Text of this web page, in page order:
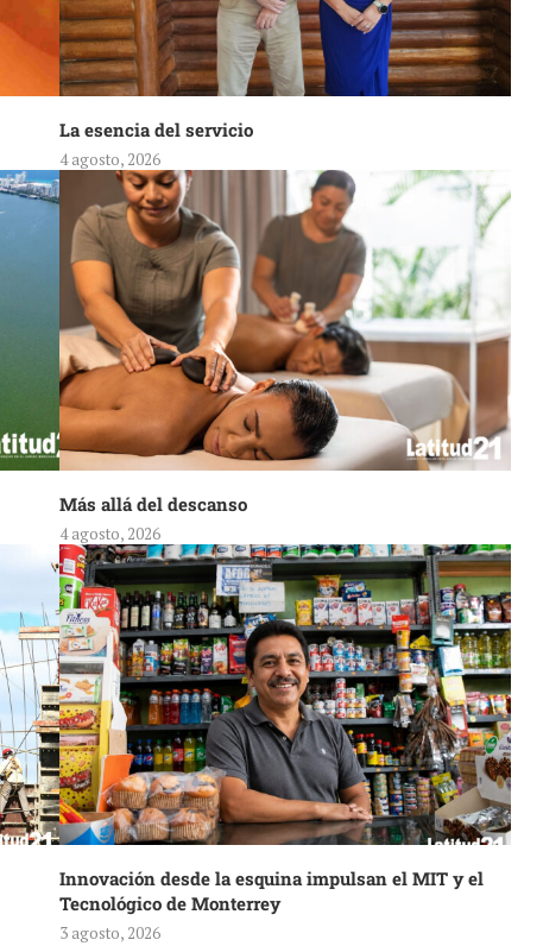
La esencia del servicio
4 agosto, 2026
Más allá del descanso
4 agosto, 2026
Innovación desde la esquina impulsan el MIT y el
Tecnológico de Monterrey
3 agosto, 2026